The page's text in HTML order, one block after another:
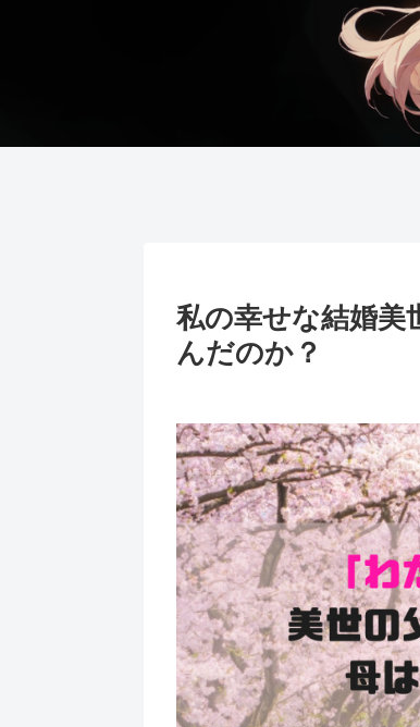
私の幸せな結婚美
んだのか？